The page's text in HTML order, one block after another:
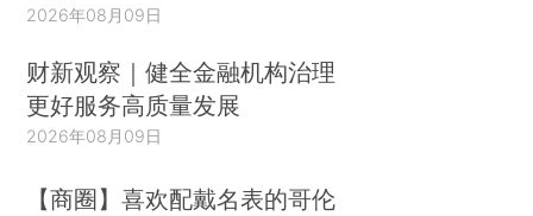
2026年08月09日
财新观察｜健全金融机构治理
更好服务高质量发展
2026年08月09日
【商圈】喜欢配戴名表的哥伦